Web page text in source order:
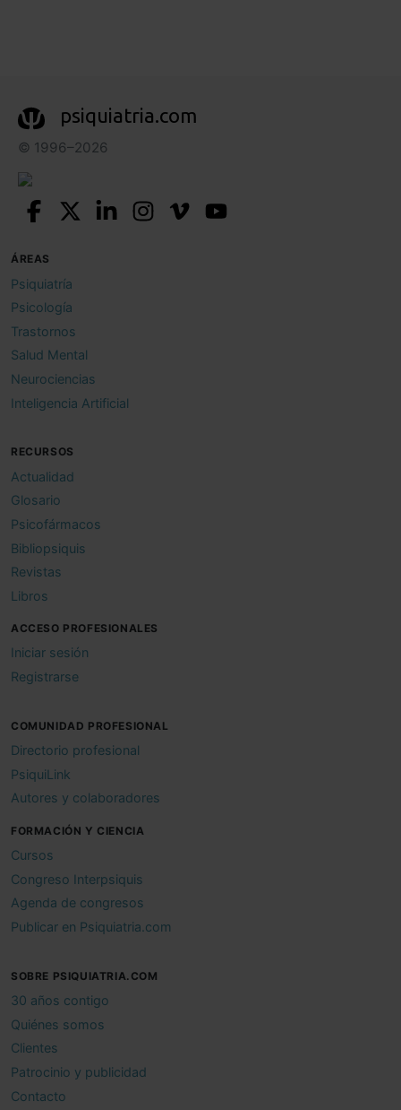
psiquiatria.com
© 1996–2026
ÁREAS
Psiquiatría
Psicología
Trastornos
Salud Mental
Neurociencias
Inteligencia Artificial
RECURSOS
Actualidad
Glosario
Psicofármacos
Bibliopsiquis
Revistas
Libros
ACCESO PROFESIONALES
Iniciar sesión
Registrarse
COMUNIDAD PROFESIONAL
Directorio profesional
PsiquiLink
Autores y colaboradores
FORMACIÓN Y CIENCIA
Cursos
Congreso Interpsiquis
Agenda de congresos
Publicar en Psiquiatria.com
SOBRE PSIQUIATRIA.COM
30 años contigo
Quiénes somos
Clientes
Patrocinio y publicidad
Contacto